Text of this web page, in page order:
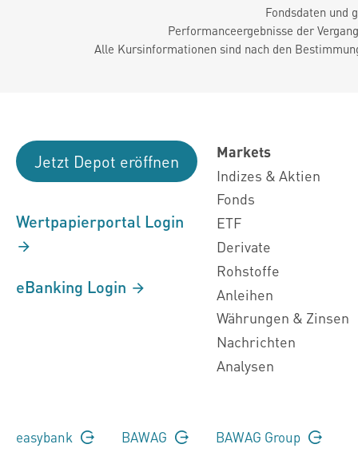
Fondsdaten und
Performanceergebnisse der
Alle Kursinformationen sind nach den
Jetzt Depot eröffnen
Wertpapierportal Login
eBanking Login
Markets
Indizes & Aktien
Fonds
ETF
Derivate
Rohstoffe
Anleihen
Währungen & Zinsen
Nachrichten
Analysen
easybank BAWAG BAWAG Group